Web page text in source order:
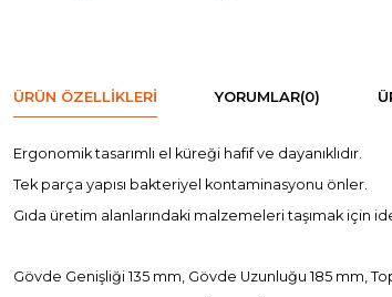
ÜRÜN ÖZELLIKLERI YORUMLAR(0)
Ergonomik tasarımlı el küreği hafif ve dayanıklıdır.
Tek parça yapısı bakteriyel kontaminasyonu önler.
Gıda üretim alanlarındaki malzemeleri taşımak için
Gövde Genişliği 135 mm, Gövde Uzunluğu 185 mm,